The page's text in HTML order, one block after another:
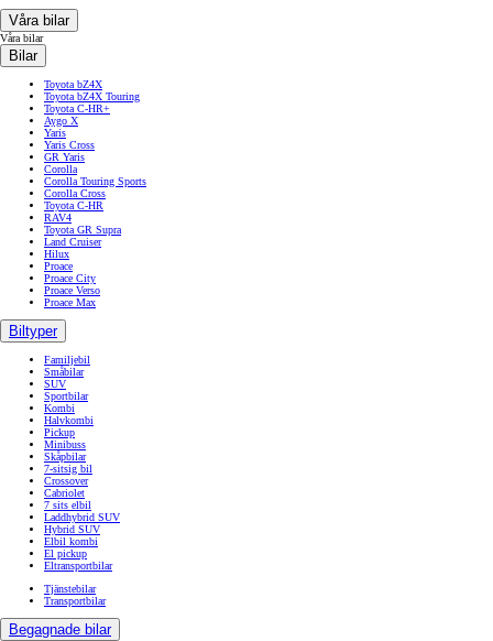
Våra bilar
Våra bilar
Bilar
Toyota bZ4X
Toyota bZ4X Touring
Toyota C-HR+
Aygo X
Yaris
Yaris Cross
GR Yaris
Corolla
Corolla Touring Sports
Corolla Cross
Toyota C-HR
RAV4
Toyota GR Supra
Land Cruiser
Hilux
Proace
Proace City
Proace Verso
Proace Max
Biltyper
Familjebil
Småbilar
SUV
Sportbilar
Kombi
Halvkombi
Pickup
Minibuss
Skåpbilar
7-sitsig bil
Crossover
Cabriolet
7 sits elbil
Laddhybrid SUV
Hybrid SUV
Elbil kombi
El pickup
Eltransportbilar
Tjänstebilar
Transportbilar
Begagnade bilar